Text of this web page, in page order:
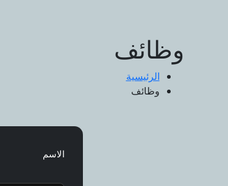
وظائف
الرئيسية
وظائف
الاسم